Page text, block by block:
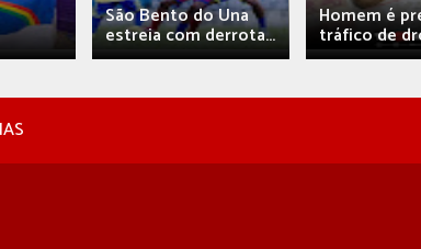
São Bento do Una
estreia com derrota...
Homem é
tráfico de